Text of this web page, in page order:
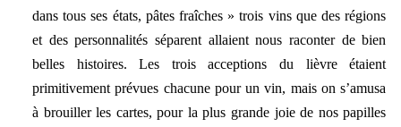
dans tous ses états, pâtes fraîches » trois vins que des régions
et des personnalités séparent allaient nous raconter de bien
belles histoires. Les trois acceptions du lièvre étaient
primitivement prévues chacune pour un vin, mais on s’amusa
à brouiller les cartes, pour la plus grande joie de nos papilles